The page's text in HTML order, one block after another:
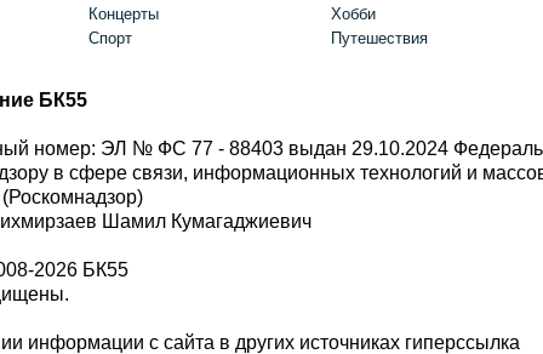
Концерты
Спорт
Хобби
Путешествия
БК55
номер: ЭЛ № ФС 77 - 88403 выдан 29.10.2024
в сфере связи, информационных технологий и
Шамил Кумагаджиевич
2026 БК55
информации с сайта в других источниках гиперссылка